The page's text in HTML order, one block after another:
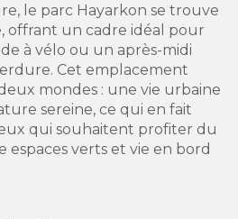
le parc Hayarkon se trouve
offrant un cadre idéal pour
à vélo ou un après-midi
Cet emplacement
mondes : une vie urbaine
sereine, ce qui en fait
qui souhaitent profiter du
verts et vie en bord